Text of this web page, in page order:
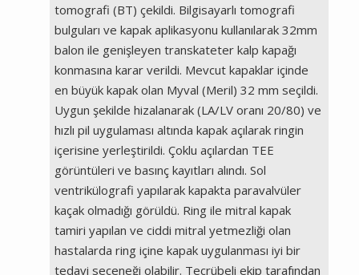
tomografi (BT) çekildi. Bilgisayarlı tomografi
bulguları ve kapak aplikasyonu kullanılarak 32mm
balon ile genişleyen transkateter kalp kapağı
konmasına karar verildi. Mevcut kapaklar içinde
en büyük kapak olan Myval (Meril) 32 mm seçildi.
Uygun şekilde hizalanarak (LA/LV oranı 20/80) ve
hızlı pil uygulaması altında kapak açılarak ringin
içerisine yerleştirildi. Çoklu açılardan TEE
görüntüleri ve basınç kayıtları alındı. Sol
ventrikülografi yapılarak kapakta paravalvüler
kaçak olmadığı görüldü. Ring ile mitral kapak
tamiri yapılan ve ciddi mitral yetmezliği olan
hastalarda ring içine kapak uygulanması iyi bir
tedavi seçeneği olabilir. Tecrübeli ekip tarafından